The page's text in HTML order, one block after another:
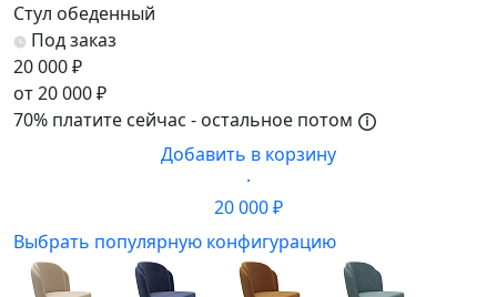
Стул обеденный
Под заказ
20 000 ₽
от 20 000 ₽
70% платите сейчас - остальное потом
Добавить в корзину
·
20 000 ₽
Выбрать популярную конфигурацию